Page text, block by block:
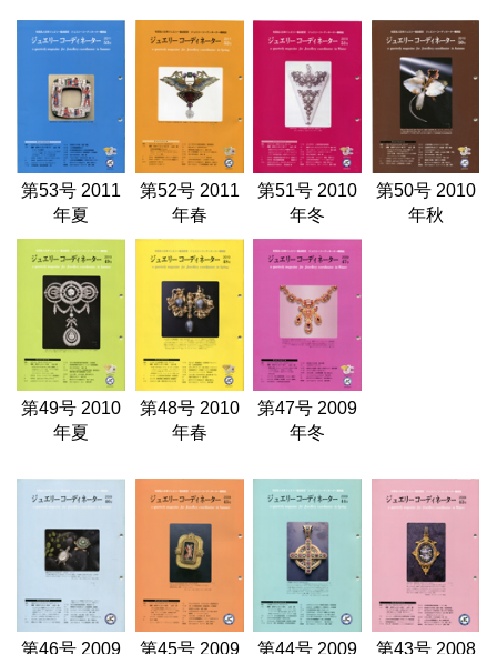
第53号 2011
年夏
第52号 2011
年春
第51号 2010
年冬
第50号 2010
年秋
第49号 2010
年夏
第48号 2010
年春
第47号 2009
年冬
第46号 2009 第45号 2009 第44号 2009 第43号 2008